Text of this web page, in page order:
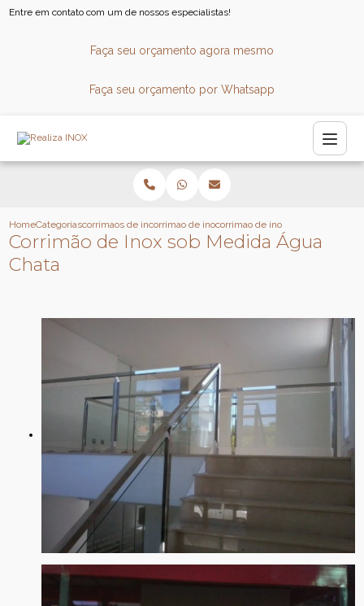
Entre em contato com um de nossos especialistas!
Faça seu orçamento agora mesmo
Faça seu orçamento por Whatsapp
HomeCategoriascorrimaos de inoxcorrimao de inoxcorrimao de inox sob medida
Corrimão de Inox sob Medida Água
Chata